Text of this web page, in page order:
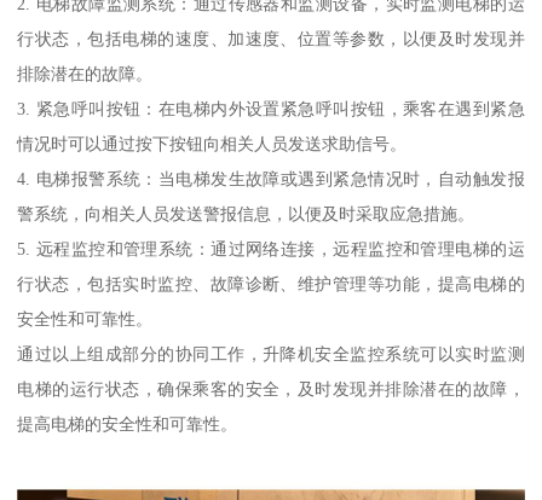
2. 电梯故障监测系统：通过传感器和监测设备，实时监测电梯的运
行状态，包括电梯的速度、加速度、位置等参数，以便及时发现并
排除潜在的故障。
3. 紧急呼叫按钮：在电梯内外设置紧急呼叫按钮，乘客在遇到紧急
情况时可以通过按下按钮向相关人员发送求助信号。
4. 电梯报警系统：当电梯发生故障或遇到紧急情况时，自动触发报
警系统，向相关人员发送警报信息，以便及时采取应急措施。
5. 远程监控和管理系统：通过网络连接，远程监控和管理电梯的运
行状态，包括实时监控、故障诊断、维护管理等功能，提高电梯的
安全性和可靠性。
通过以上组成部分的协同工作，升降机安全监控系统可以实时监测
电梯的运行状态，确保乘客的安全，及时发现并排除潜在的故障，
提高电梯的安全性和可靠性。